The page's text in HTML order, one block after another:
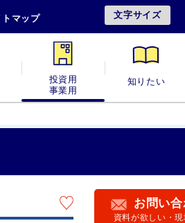
トマップ 文字サイズ
投資用・事業用 知りたい
お問い合
資料が欲しい・